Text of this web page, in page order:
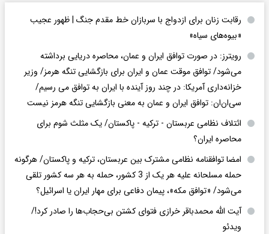
رقابت زنان برای ازدواج با سربازان خط مقدم جنگ | ظهور عجیب
«بیوه‌های سیاه»
رویترز: در صورت توافق ایران و عمان، محاصره دریایی برداشته
می‌شود/ توافق موقت عمان و ایران برای بازگشایی تنگه هرمز/ وزیر
خزانه‌داری آمریکا: در چند روز آینده با ایران به توافق می رسیم/
سی‌ان‌ان: توافق ایران و عمان به معنی بازگشایی تنگه هرمز نیست
ائتلاف نظامی عربستان - ترکیه - پاکستان/ یک مثلث شوم برای
محاصره ایران؟
امضا توافقنامه نظامی مشترک بین عربستان، ترکیه و پاکستان/ هرگونه
حمله مسلحانه علیه هر یک از 3 کشور، حمله به هر سه کشور تلقی
می‌شود/ «توافق مکه»، پیمان دفاعی برای مهار ایران یا اسرائیل؟
آیت الله محمدباقر خرازی فتوای کشتن بی‌حجاب‌ها را صادر کرد!/
ویدئو